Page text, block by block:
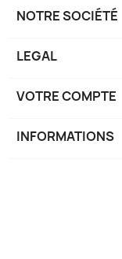
NOTRE SOCIÉTÉ
LEGAL
VOTRE COMPTE
INFORMATIONS